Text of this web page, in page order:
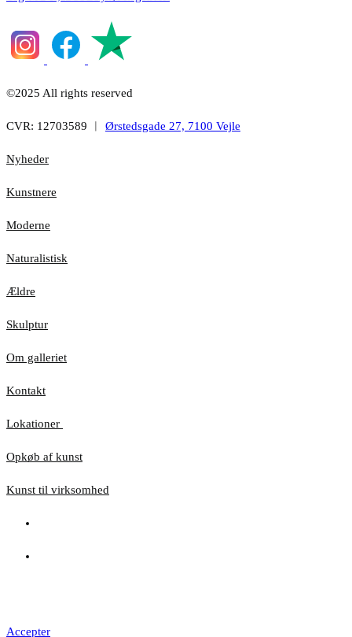
©2025 All rights reserved
CVR: 12703589 ︱ Ørstedsgade 27, 7100 Vejle
Nyheder
Kunstnere
Moderne
Naturalistisk
Ældre
Skulptur
Om galleriet
Kontakt
Lokationer
Opkøb af kunst
Kunst til virksomhed
Accepter